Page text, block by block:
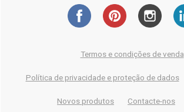
Termos e condições de venda
Política de privacidade e proteção de dados
Novos produtos Contacte-nos